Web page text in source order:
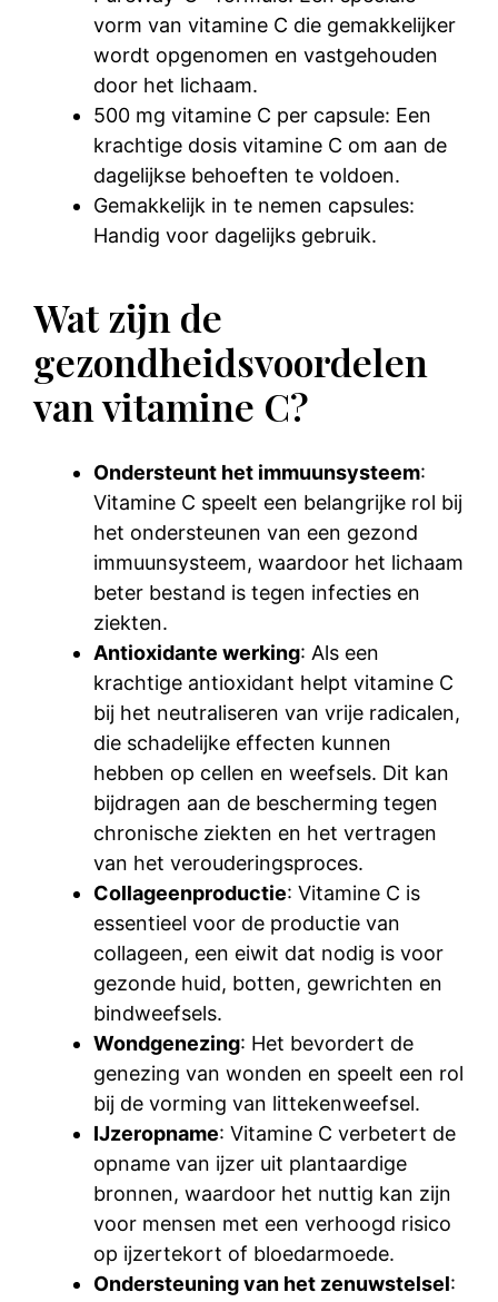
vorm van vitamine C die gemakkelijker
wordt opgenomen en vastgehouden
door het lichaam.
500 mg vitamine C per capsule: Een
krachtige dosis vitamine C om aan de
dagelijkse behoeften te voldoen.
Gemakkelijk in te nemen capsules:
Handig voor dagelijks gebruik.
Wat zijn de
gezondheidsvoordelen
van vitamine C?
Ondersteunt het immuunsysteem:
Vitamine C speelt een belangrijke rol bij
het ondersteunen van een gezond
immuunsysteem, waardoor het lichaam
beter bestand is tegen infecties en
ziekten.
Antioxidante werking: Als een
krachtige antioxidant helpt vitamine C
bij het neutraliseren van vrije radicalen,
die schadelijke effecten kunnen
hebben op cellen en weefsels. Dit kan
bijdragen aan de bescherming tegen
chronische ziekten en het vertragen
van het verouderingsproces.
Collageenproductie: Vitamine C is
essentieel voor de productie van
collageen, een eiwit dat nodig is voor
gezonde huid, botten, gewrichten en
bindweefsels.
Wondgenezing: Het bevordert de
genezing van wonden en speelt een rol
bij de vorming van littekenweefsel.
IJzeropname: Vitamine C verbetert de
opname van ijzer uit plantaardige
bronnen, waardoor het nuttig kan zijn
voor mensen met een verhoogd risico
op ijzertekort of bloedarmoede.
Ondersteuning van het zenuwstelsel: